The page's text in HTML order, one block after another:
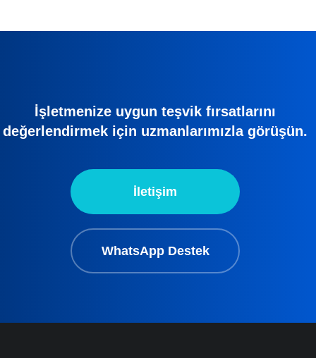
İşletmenize uygun teşvik fırsatlarını
değerlendirmek için uzmanlarımızla görüşün.
İletişim
WhatsApp Destek